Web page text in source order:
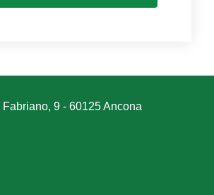
9 - 60125 Ancona